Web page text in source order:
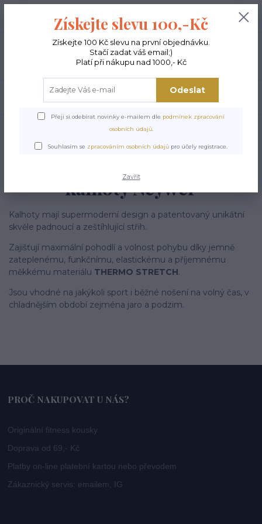
Po - Pá 9-15:00 0,00 Kč
DÁMSKÉ SPORTOVNÍ KALHOTY
kalhoty Neywer
Kalhoty mají supermoderní design a patentovaný unikátní
skvěle padnoucí a zeštíhlující střih.
Zajišťují maximální pohodlí a volnost pohybu díky jemně
zateplenému, funkčnímu, elastickému a příjemnému
měkkému materiálu THERMO STRETCH.
Jsou vhodné na jakýkoli sport i běžné nošení na volný čas, v
chladnějším období zejména jaro a podzim.
PROČ NAKUPOVAT U NÁS?
Originální fitness kousky
Doprava od 69,- Kč
Platby on-line platební kartou nebo převodem
Zákaznický servis: emailem, IG
Získejte slevu 100,-Kč
Získejte 100 Kč slevu na první objednávku.
Stačí zadat váš email;)
Platí při nákupu nad 1000,- Kč
Odeslat
Přeji si odebírat novinky e-mailem dle podmínek zpracování
osobních údajů.
Souhlasím se zpracováním osobních údajů pro účely registrace.
Zavřít